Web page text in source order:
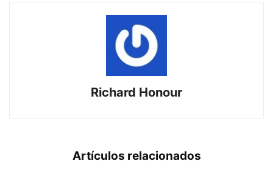
Richard Honour
Artículos relacionados